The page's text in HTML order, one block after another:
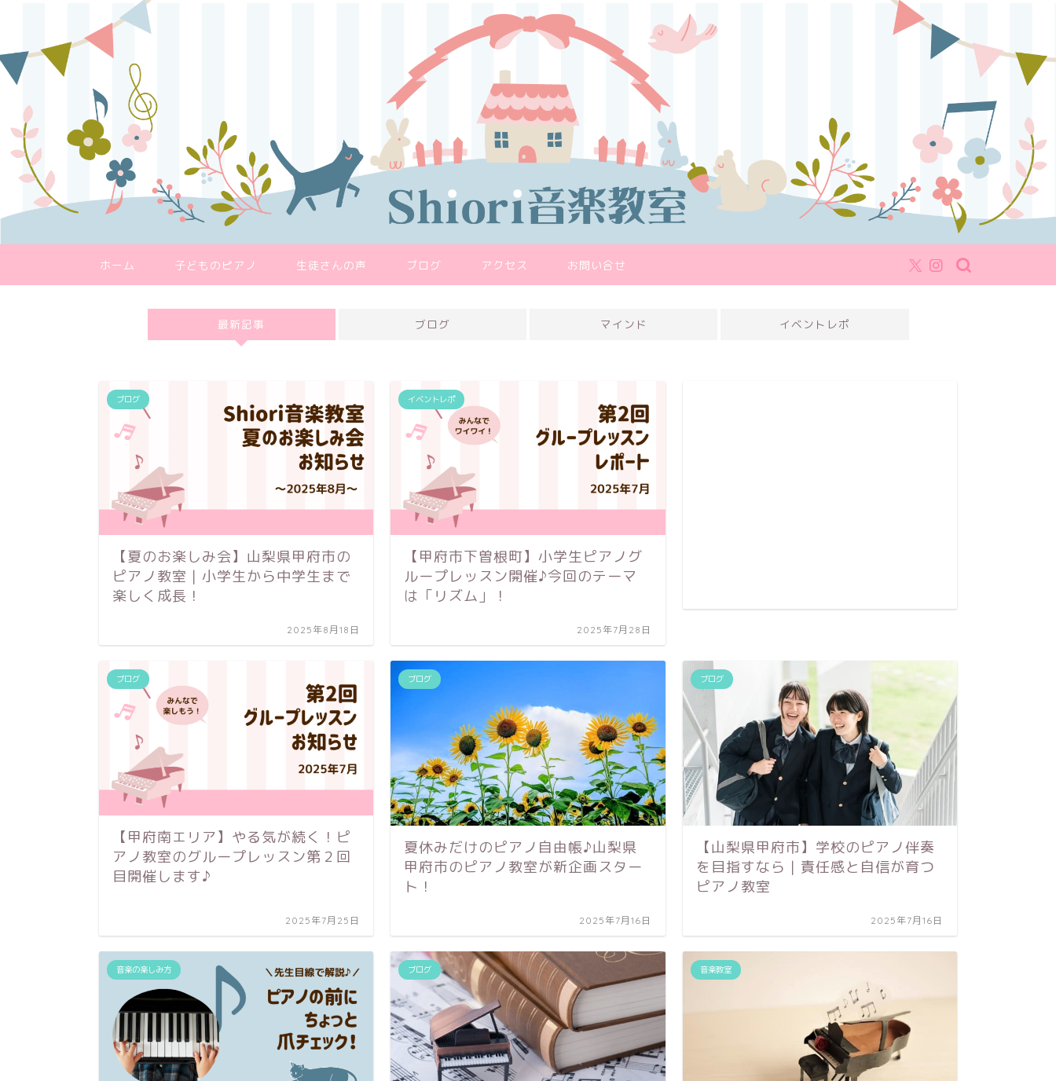
ホーム 子どものピアノ 生徒さんの声 ブログ アクセス お問い合せ
最新記事 ブログ マインド イベントレポ
ブログ
【夏のお楽しみ会】山梨県甲府市の
ピアノ教室｜小学生から中学生まで
楽しく成長！
2025年8月18日
イベントレポ
【甲府市下曽根町】小学生ピアノグ
ループレッスン開催♪今回のテーマ
は「リズム」！
2025年7月28日
ブログ
【甲府南エリア】やる気が続く！ピ
アノ教室のグループレッスン第２回
目開催します♪
2025年7月25日
ブログ
夏休みだけのピアノ自由帳♪山梨県
甲府市のピアノ教室が新企画スター
ト！
2025年7月16日
ブログ
【山梨県甲府市】学校のピアノ伴奏
を目指すなら｜責任感と自信が育つ
ピアノ教室
2025年7月16日
音楽の楽しみ方 ブログ 音楽教室